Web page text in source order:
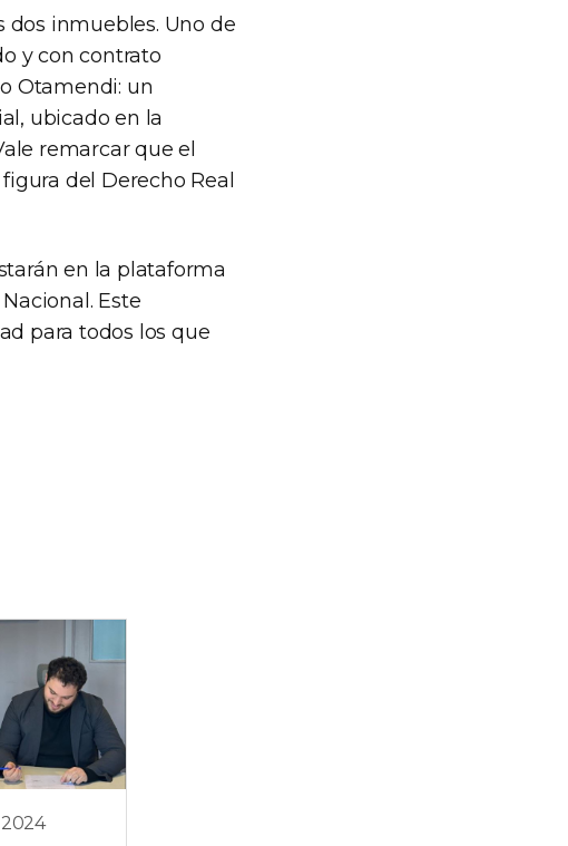
inmuebles. Uno de
y con contrato
Otamendi: un
ubicado en la
remarcar que el
del Derecho Real
en la plataforma
Este
para todos los que